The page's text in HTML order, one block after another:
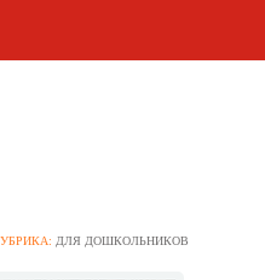
ДЛЯ ДОШКОЛЬНИКОВ